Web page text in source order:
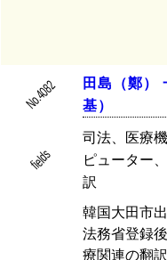
No.4082 田 島 （鄭）
基）
fields
司法、医療
ピューター
訳
韓国大田市
法務省登録
療関連の翻訳